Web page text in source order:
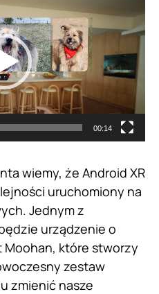
00:14
wiemy, że Android XR
uruchomiony na
Jednym z
urządzenie o
które stworzy
zestaw
zmienić nasze